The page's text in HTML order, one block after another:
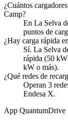
¿Cuántos
Camp?
En La Selva
puntos de
¿Hay carga rápida
Sí. La Selva
rápida (50
kW o más).
¿Qué redes de
Operan 3
Endesa X.
App QuantumDrive